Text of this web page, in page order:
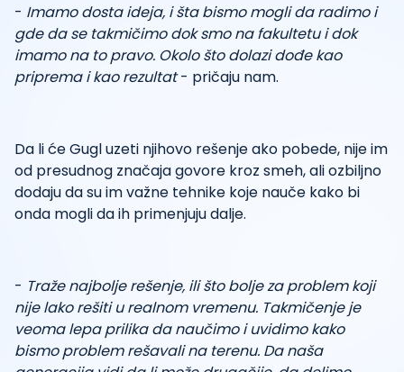
- Imamo dosta ideja, i šta bismo mogli da radimo i
gde da se takmičimo dok smo na fakultetu i dok
imamo na to pravo. Okolo što dolazi dođe kao
priprema i kao rezultat- pričaju nam.
Da li će Gugl uzeti njihovo rešenje ako pobede, nije im
od presudnog značaja govore kroz smeh, ali ozbiljno
dodaju da su im važne tehnike koje nauče kako bi
onda mogli da ih primenjuju dalje.
- Traže najbolje rešenje, ili što bolje za problem koji
nije lako rešiti u realnom vremenu. Takmičenje je
veoma lepa prilika da naučimo i uvidimo kako
bismo problem rešavali na terenu. Da naša